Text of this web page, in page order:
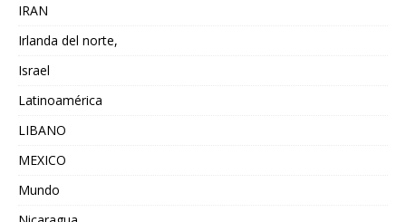
IRAN
Irlanda del norte,
Israel
Latinoamérica
LIBANO
MEXICO
Mundo